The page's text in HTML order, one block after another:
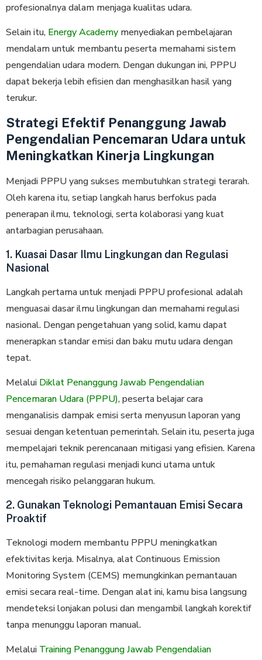
profesionalnya dalam menjaga kualitas udara.
Selain itu, Energy Academy menyediakan pembelajaran
mendalam untuk membantu peserta memahami sistem
pengendalian udara modern. Dengan dukungan ini, PPPU
dapat bekerja lebih efisien dan menghasilkan hasil yang
terukur.
Strategi Efektif Penanggung Jawab
Pengendalian Pencemaran Udara untuk
Meningkatkan Kinerja Lingkungan
Menjadi PPPU yang sukses membutuhkan strategi terarah.
Oleh karena itu, setiap langkah harus berfokus pada
penerapan ilmu, teknologi, serta kolaborasi yang kuat
antarbagian perusahaan.
1. Kuasai Dasar Ilmu Lingkungan dan Regulasi
Nasional
Langkah pertama untuk menjadi PPPU profesional adalah
menguasai dasar ilmu lingkungan dan memahami regulasi
nasional. Dengan pengetahuan yang solid, kamu dapat
menerapkan standar emisi dan baku mutu udara dengan
tepat.
Melalui Diklat Penanggung Jawab Pengendalian
Pencemaran Udara (PPPU), peserta belajar cara
menganalisis dampak emisi serta menyusun laporan yang
sesuai dengan ketentuan pemerintah. Selain itu, peserta juga
mempelajari teknik perencanaan mitigasi yang efisien. Karena
itu, pemahaman regulasi menjadi kunci utama untuk
mencegah risiko pelanggaran hukum.
2. Gunakan Teknologi Pemantauan Emisi Secara
Proaktif
Teknologi modern membantu PPPU meningkatkan
efektivitas kerja. Misalnya, alat Continuous Emission
Monitoring System (CEMS) memungkinkan pemantauan
emisi secara real-time. Dengan alat ini, kamu bisa langsung
mendeteksi lonjakan polusi dan mengambil langkah korektif
tanpa menunggu laporan manual.
Melalui Training Penanggung Jawab Pengendalian